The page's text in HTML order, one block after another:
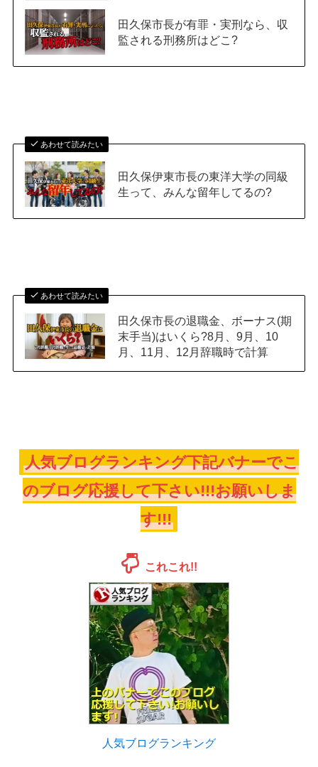
田久保市長が有罪・実刑なら、収
監される刑務所はどこ?
あわせて読みたい
田久保伊東市長の東洋大学の同級
生って、みんな留年してるの?
あわせて読みたい
田久保市長の退職金、ボーナス(期
末手当)はいくら?8月、9月、10
月、11月、12月辞職時で計算
人気ブログランキング下記バナーでこ
のブログ応援して下さい!!!お願いしま
す!!!
これこれ!!
人気ブログランキング